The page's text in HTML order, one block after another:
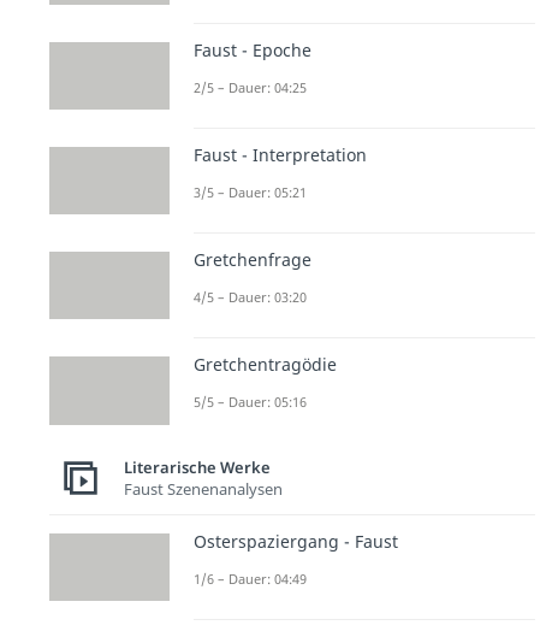
Faust - Epoche
2/5 – Dauer: 04:25
Faust - Interpretation
3/5 – Dauer: 05:21
Gretchenfrage
4/5 – Dauer: 03:20
Gretchentragödie
5/5 – Dauer: 05:16
Literarische Werke
Faust Szenenanalysen
Osterspaziergang - Faust
1/6 – Dauer: 04:49